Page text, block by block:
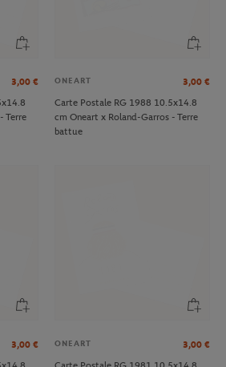
3,00 €
Terre
ONEART 3,00 €
Carte Postale RG 1988 10.5x14.8
cm Oneart x Roland-Garros - Terre
battue
3,00 €
ONEART 3,00 €